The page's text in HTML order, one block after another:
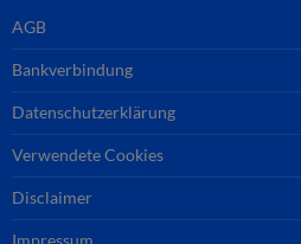
AGB
Bankverbindung
Datenschutzerklärung
Verwendete Cookies
Disclaimer